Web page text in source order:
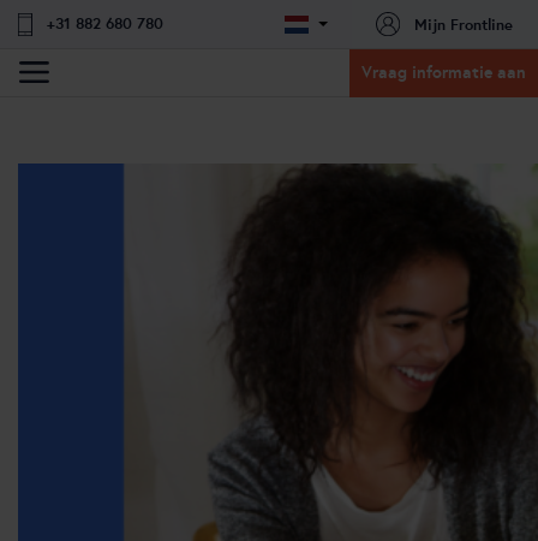
+31 882 680 780 Mijn Frontline
Vraag informatie aan